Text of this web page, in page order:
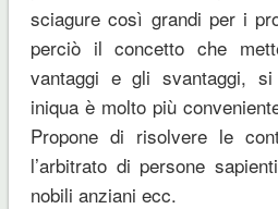
sciagure così grandi per i
perciò il concetto che
vantaggi e gli svantaggi,
iniqua è molto più
Propone di risolvere le
l’arbitrato di persone
nobili anziani ecc.